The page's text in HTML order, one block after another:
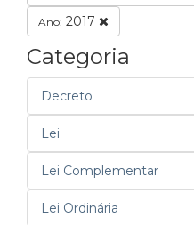
Ano: 2017
Categoria
Decreto
Lei
Lei Complementar
Lei Ordinária